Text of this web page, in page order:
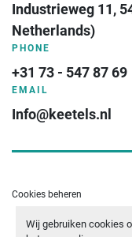
Wij gebruiken cookies
Industrieweg 11,
Netherlands)
PHONE
+31 73 - 547 87 69
EMAIL
Info@keetels.nl
Cookies beheren
- YOUTUBE -